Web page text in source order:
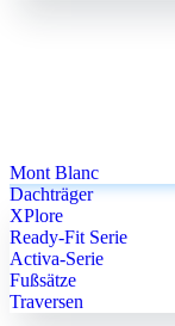
Mont Blanc
Dachträger
XPlore
Ready-Fit Serie
Activa-Serie
Fußsätze
Traversen